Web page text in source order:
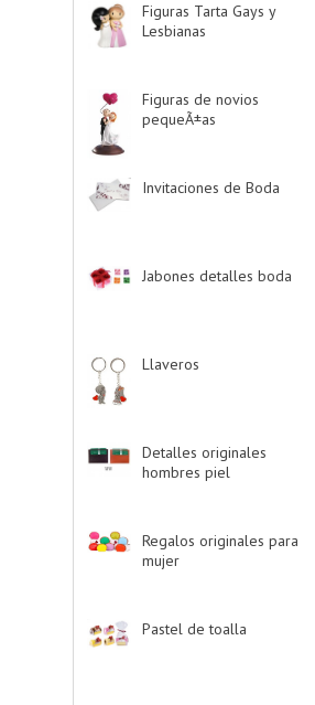
Figuras Tarta Gays y
Lesbianas
Figuras de novios
pequeÃ±as
Invitaciones de Boda
Jabones detalles boda
Llaveros
Detalles originales
hombres piel
Regalos originales para
mujer
Pastel de toalla